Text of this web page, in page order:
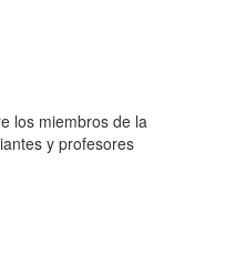
los miembros de la
y profesores